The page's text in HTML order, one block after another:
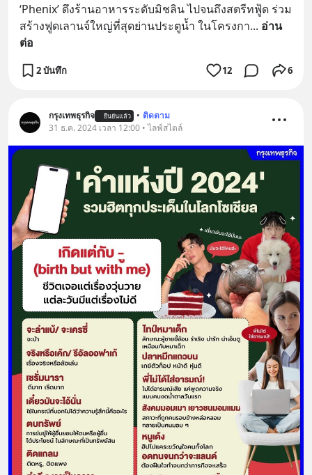
‘Phenix’ ดึงร้านอาหารระดับมิชลิน ไปจนถึงสตรีทฟู้ด ร่วม
สร้างฟูดเลานจ์ใหญ่ที่สุดย่านประตูน้ำ ในโครงกา... อ่าน
ต่อ
2 บันทึก 12 6
กรุงเทพธุรกิจ ยืนยันแล้ว • ติดตาม
31 ธ.ค. 2024 เวลา 12:00 • ไลฟ์สไตล์